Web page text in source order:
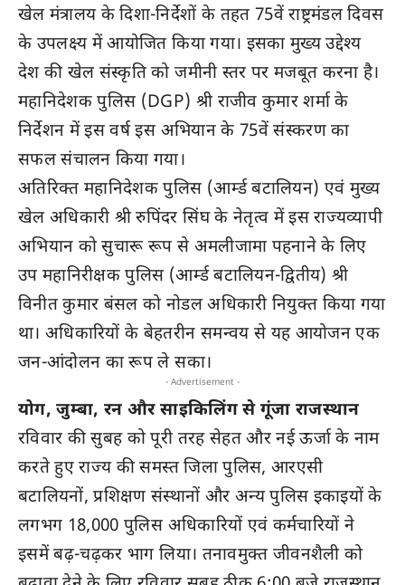
खेल मंत्रालय के दिशा-निर्देशों के तहत 75वें राष्ट्रमंडल दिवस
के उपलक्ष्य में आयोजित किया गया। इसका मुख्य उद्देश्य
देश की खेल संस्कृति को जमीनी स्तर पर मजबूत करना है।
महानिदेशक पुलिस (DGP) श्री राजीव कुमार शर्मा के
निर्देशन में इस वर्ष इस अभियान के 75वें संस्करण का
सफल संचालन किया गया।
अतिरिक्त महानिदेशक पुलिस (आर्म्ड बटालियन) एवं मुख्य
खेल अधिकारी श्री रुपिंदर सिंघ के नेतृत्व में इस राज्यव्यापी
अभियान को सुचारू रूप से अमलीजामा पहनाने के लिए
उप महानिरीक्षक पुलिस (आर्म्ड बटालियन-द्वितीय) श्री
विनीत कुमार बंसल को नोडल अधिकारी नियुक्त किया गया
था। अधिकारियों के बेहतरीन समन्वय से यह आयोजन एक
जन-आंदोलन का रूप ले सका।
- Advertisement -
योग, जुम्बा, रन और साइकिलिंग से गूंजा राजस्थान
रविवार की सुबह को पूरी तरह सेहत और नई ऊर्जा के नाम
करते हुए राज्य की समस्त जिला पुलिस, आरएसी
बटालियनों, प्रशिक्षण संस्थानों और अन्य पुलिस इकाइयों के
लगभग 18,000 पुलिस अधिकारियों एवं कर्मचारियों ने
इसमें बढ़-चढ़कर भाग लिया। तनावमुक्त जीवनशैली को